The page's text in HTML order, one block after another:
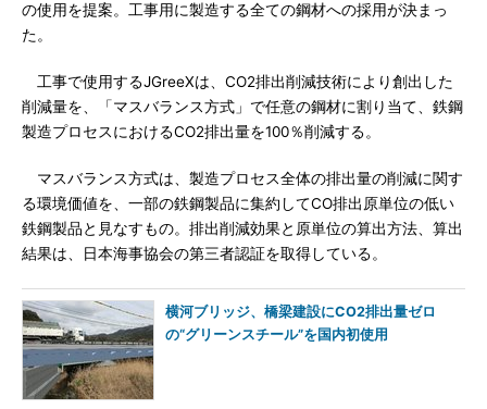
の使用を提案。工事用に製造する全ての鋼材への採用が決まっ
た。
工事で使用するJGreeXは、CO2排出削減技術により創出した
削減量を、「マスバランス方式」で任意の鋼材に割り当て、鉄鋼
製造プロセスにおけるCO2排出量を100％削減する。
マスバランス方式は、製造プロセス全体の排出量の削減に関す
る環境価値を、一部の鉄鋼製品に集約してCO排出原単位の低い
鉄鋼製品と見なすもの。排出削減効果と原単位の算出方法、算出
結果は、日本海事協会の第三者認証を取得している。
横河ブリッジ、橋梁建設にCO2排出量ゼロ
の“グリーンスチール”を国内初使用